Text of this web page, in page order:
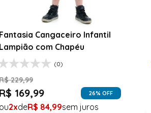
Fantasia Cangaceiro Infantil
Lampião com Chapéu
(0)
229,99
R$ 169,99 26% OFF
2 R$ 84,99